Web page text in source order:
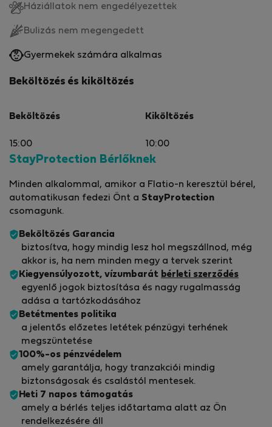
Háziállatok nem engedélyezettek
Bulizás nem megengedett
Gyermekek számára alkalmas
Beköltözés és kiköltözés
Beköltözés
15:00
Kiköltözés
10:00
StayProtection Bérlőknek
Minden alkalommal, amikor a Flatio-n keresztül bérel,
automatikusan fedezi Önt a StayProtection
csomagunk.
Beköltözés Garancia
biztosítva, hogy mindig lesz hol megszállnod, még
akkor is, ha nem minden megy a tervek szerint
Kiegyensúlyozott, vízumbarát bérleti szerződés
egyenlő jogok biztosítása és nagy rugalmasság
adása a tartózkodásához
Betétmentes politika
a jelentős előzetes letétek pénzügyi terhének
megszüntetése
100%-os pénzvédelem
amely garantálja, hogy tranzakciói mindig
biztonságosak és csalástól mentesek.
Heti 7 napos támogatás
amely a bérlés teljes időtartama alatt az Ön
rendelkezésére áll